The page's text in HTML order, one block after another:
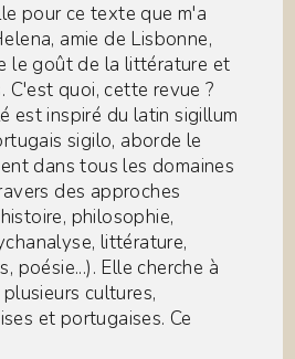
pour ce texte que m'a
amie de Lisbonne,
le goût de la littérature et
C'est quoi, cette revue ?
est inspiré du latin sigillum
sigilo, aborde le
dans tous les domaines
des approches
philosophie,
littérature,
poésie...). Elle cherche à
cultures,
et portugaises. Ce